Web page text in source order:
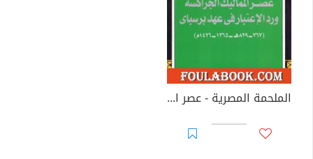
الملحمة المصرية - عصر المماليك الجراكسة ورد الإعتبار في عهد برسباي